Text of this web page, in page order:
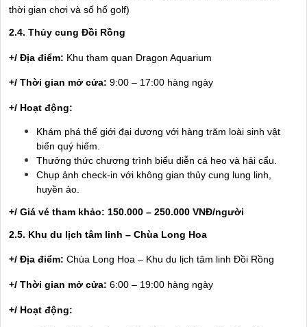
thời gian chơi và số hố golf)
2.4. Thủy cung Đồi Rồng
+/ Địa điểm: Khu tham quan Dragon Aquarium
+/ Thời gian mở cửa: 9:00 – 17:00 hàng ngày
+/ Hoạt động:
Khám phá thế giới đại dương với hàng trăm loài sinh vật
biển quý hiếm.
Thưởng thức chương trình biểu diễn cá heo và hải cẩu.
Chụp ảnh check-in với không gian thủy cung lung linh,
huyền ảo.
+/ Giá vé tham khảo: 150.000 – 250.000 VNĐ/người
2.5. Khu du lịch tâm linh – Chùa Long Hoa
+/ Địa điểm: Chùa Long Hoa – Khu du lịch tâm linh Đồi Rồng
+/ Thời gian mở cửa: 6:00 – 19:00 hàng ngày
+/ Hoạt động: